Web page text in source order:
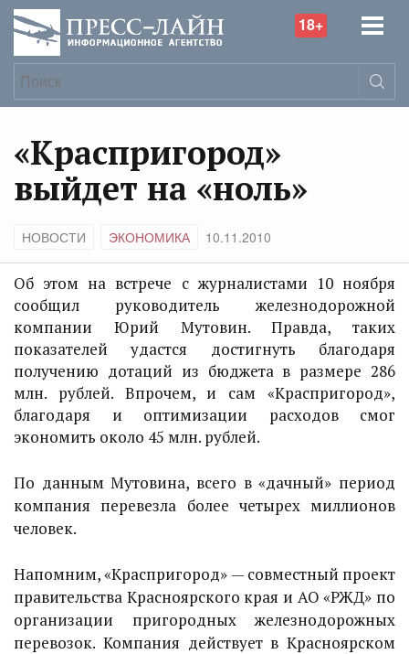
18+
«Краспригород»
выйдет на «ноль»
НОВОСТИ ЭКОНОМИКА 10.11.2010
Об этом на встрече с журналистами 10 ноября
сообщил руководитель железнодорожной
компании Юрий Мутовин. Правда, таких
показателей удастся достигнуть благодаря
получению дотаций из бюджета в размере 286
млн. рублей. Впрочем, и сам «Краспригород»,
благодаря и оптимизации расходов смог
экономить около 45 млн. рублей.
По данным Мутовина, всего в «дачный» период
компания перевезла более четырех миллионов
человек.
Напомним, «Краспригород» — совместный проект
правительства Красноярского края и АО «РЖД» по
организации пригородных железнодорожных
перевозок. Компания действует в Красноярском